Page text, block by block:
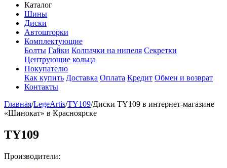
Каталог
Шины
Диски
Автошторки
Комплектующие
Болты Гайки Колпачки на нипеля Секретки
Центрующие кольца
Покупателю
Как купить Доставка Оплата Кредит Обмен и возврат
Контакты
Главная/LegeArtis/TY109/Диски TY109 в интернет-магазине
«Шинокат» в Красноярске
TY109
Производители: